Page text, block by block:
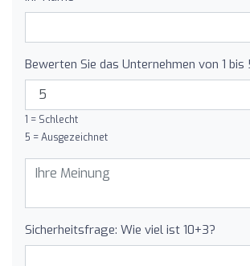
Bewerten Sie das Unternehmen von 1 bis
1 = Schlecht
5 = Ausgezeichnet
Sicherheitsfrage: Wie viel ist 10+3?